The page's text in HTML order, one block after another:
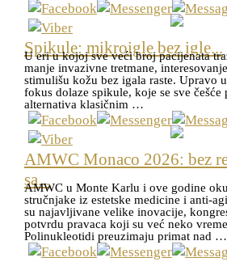
Spikule: mikroigle bez igle...
U eri u kojoj sve veći broj pacijenata
manje invazivne tretmane,
stimulišu kožu bez igala raste. Upravo
fokus dolaze spikule, koje se sve češće
alternativa klasičnim …
AMWC Monaco 2026: bez
sa...
AMWC u Monte Karlu i ove godine
stručnjake iz estetske medicine i anti-
su najavljivane velike inovacije,
potvrdu pravaca koji su već neko
Polinukleotidi preuzimaju primat nad …